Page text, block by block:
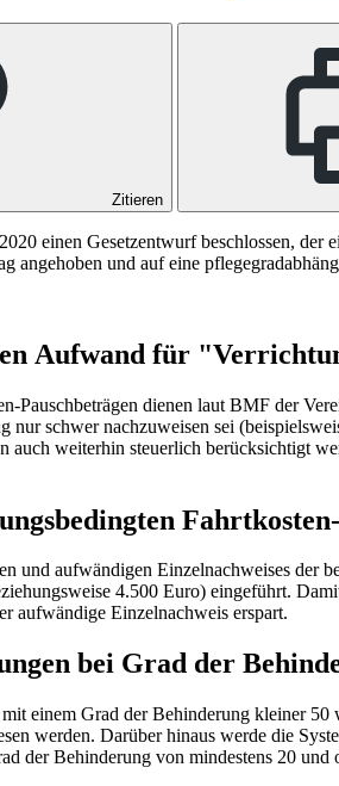
Zitieren
einen Gesetzentwurf beschlossen,
angehoben und auf eine
Aufwand für
Pauschbeträgen dienen laut BMF der
nur schwer nachzuweisen sei
auch weiterhin steuerlich berücksichtigt
und aufwändigen Einzelnachweises der
4.500 Euro) eingeführt.
aufwändige Einzelnachweis erspart.
bei Grad der
einem Grad der Behinderung kleiner
werden. Darüber hinaus werde die
der Behinderung von mindestens 20 und